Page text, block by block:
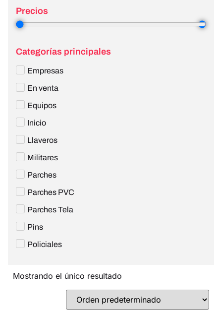
Precios
Categorías principales
Empresas
En venta
Equipos
Inicio
Llaveros
Militares
Parches
Parches PVC
Parches Tela
Pins
Policiales
Mostrando el único resultado